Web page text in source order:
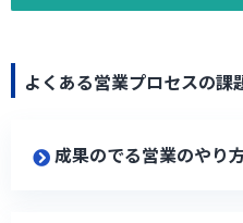
よくある営業プロセスの課
成果のでる営業のやり